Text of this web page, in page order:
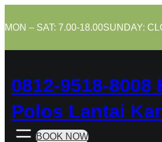
to
MON – SAT: 7.00-18.00SUNDAY:
0812-9518-8008
Polos Lantai
BOOK NOW